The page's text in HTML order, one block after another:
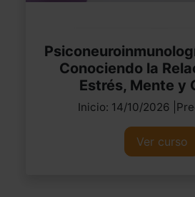
Conociendo la
Estrés, Mente y
Inicio: 14/10/2026
Ver curso